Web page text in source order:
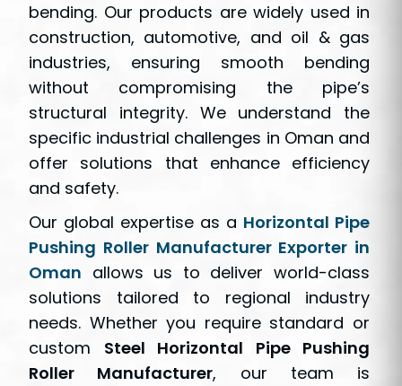
bending. Our products are widely used in
construction, automotive, and oil & gas
industries, ensuring smooth bending
without compromising the pipe’s
structural integrity. We understand the
specific industrial challenges in Oman and
offer solutions that enhance efficiency
and safety.
Our global expertise as a Horizontal Pipe
Pushing Roller Manufacturer Exporter in
Oman allows us to deliver world-class
solutions tailored to regional industry
needs. Whether you require standard or
custom Steel Horizontal Pipe Pushing
Roller Manufacturer, our team is